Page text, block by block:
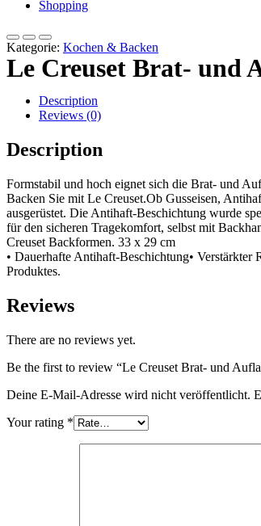
Shopping
Kategorie: Kochen & Backen
Le Creuset Brat- und
Description
Reviews (0)
Description
Formstabil und hoch eignet sich die Brat- und
Backen Sie mit Le Creuset.Ob Gusseisen,
ausgerüstet. Die Antihaft-Beschichtung wurde
für den sicheren Tragekomfort, selbst mit
Creuset Backformen. 33 x 29 cm
• Dauerhafte Antihaft-Beschichtung•
Produktes.
Reviews
There are no reviews yet.
Be the first to review “Le Creuset Brat- und
Deine E-Mail-Adresse wird nicht veröffentlicht.
Your rating *